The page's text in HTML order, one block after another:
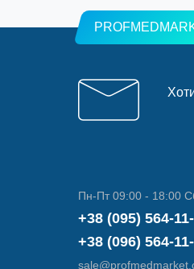
Пн-Пт 09:00 - 18:00
+38 (095) 564-
+38 (096) 564-